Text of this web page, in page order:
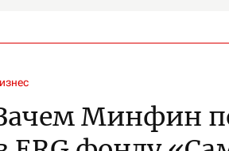
Минфин